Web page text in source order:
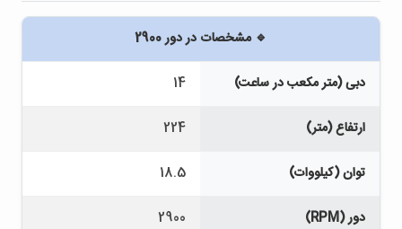
🔹 مشخصات در دور 2900
دبی (متر مکعب در ساعت) 14
ارتفاع (متر) 224
توان (کیلووات) 18.5
دور (RPM) 2900